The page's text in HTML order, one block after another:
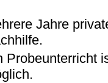
Jahre
Probeunterricht